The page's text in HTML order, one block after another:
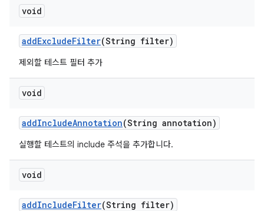
void
addExcludeFilter(String filter)
제외할 테스트 필터 추가
void
addIncludeAnnotation(String annotation)
실행할 테스트의 include 주석을 추가합니다.
void
addIncludeFilter(String filter)